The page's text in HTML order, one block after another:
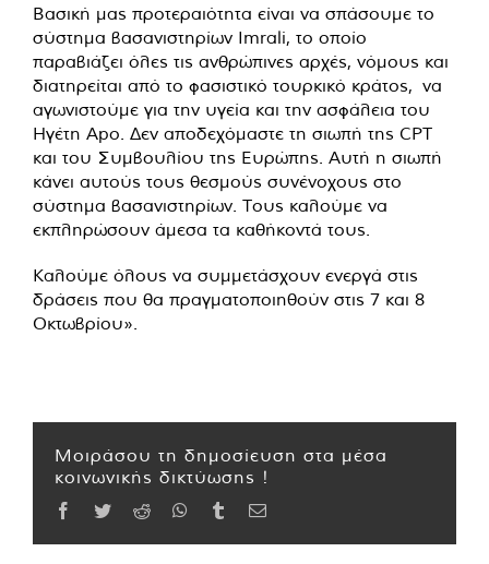
Βασική μας προτεραιότητα είναι να σπάσουμε το
σύστημα βασανιστηρίων Imrali, το οποίο
παραβιάζει όλες τις ανθρώπινες αρχές, νόμους και
διατηρείται από το φασιστικό τουρκικό κράτος, να
αγωνιστούμε για την υγεία και την ασφάλεια του
Ηγέτη Apo. Δεν αποδεχόμαστε τη σιωπή της CPT
και του Συμβουλίου της Ευρώπης. Αυτή η σιωπή
κάνει αυτούς τους θεσμούς συνένοχους στο
σύστημα βασανιστηρίων. Τους καλούμε να
εκπληρώσουν άμεσα τα καθήκοντά τους.
Καλούμε όλους να συμμετάσχουν ενεργά στις
δράσεις που θα πραγματοποιηθούν στις 7 και 8
Οκτωβρίου».
Μοιράσου τη δημοσίευση στα μέσα
κοινωνικής δικτύωσης !
Facebook
TwitterReddit WhatsApp
TumblrEmail